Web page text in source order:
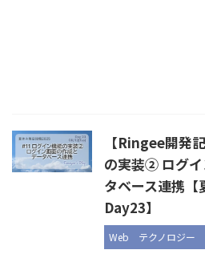
【Ringee開発
の実装② ログイ
タベース連携【
Day23】
Web テクノロジー